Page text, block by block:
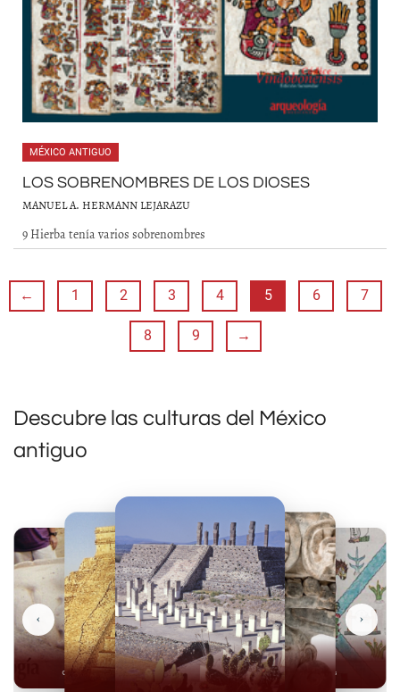
MÉXICO ANTIGUO
LOS SOBRENOMBRES DE LOS DIOSES
MANUEL A. HERMANN LEJARAZU
9 Hierba tenía varios sobrenombres
← 1 2 3 4 5 6 7
8 9 →
Descubre las culturas del México
antiguo
Mexicas
Olmecas
‹ ›